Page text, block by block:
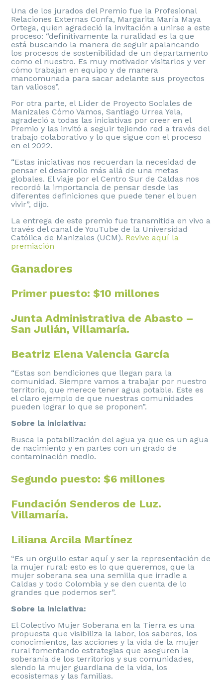
Una de los jurados del Premio fue la Profesional
Relaciones Externas Confa, Margarita María Maya
Ortega, quien agradeció la invitación a unirse a este
proceso: “definitivamente la ruralidad es la que
está buscando la manera de seguir apalancando
los procesos de sostenibilidad de un departamento
como el nuestro. Es muy motivador visitarlos y ver
cómo trabajan en equipo y de manera
mancomunada para sacar adelante sus proyectos
tan valiosos”.
Por otra parte, el Líder de Proyecto Sociales de
Manizales Cómo Vamos, Santiago Urrea Yela,
agradeció a todas las iniciativas por creer en el
Premio y las invitó a seguir tejiendo red a través del
trabajo colaborativo y lo que sigue con el proceso
en el 2022.
“Estas iniciativas nos recuerdan la necesidad de
pensar el desarrollo más allá de una metas
globales. El viaje por el Centro Sur de Caldas nos
recordó la importancia de pensar desde las
diferentes definiciones que puede tener el buen
vivir”, dijo.
La entrega de este premio fue transmitida en vivo a
través del canal de YouTube de la Universidad
Católica de Manizales (UCM). Revive aquí la
premiación
Ganadores
Primer puesto: $10 millones
Junta Administrativa de Abasto –
San Julián, Villamaría.
Beatriz Elena Valencia García
“Estas son bendiciones que llegan para la
comunidad. Siempre vamos a trabajar por nuestro
territorio, que merece tener agua potable. Este es
el claro ejemplo de que nuestras comunidades
pueden lograr lo que se proponen”.
Sobre la iniciativa:
Busca la potabilización del agua ya que es un agua
de nacimiento y en partes con un grado de
contaminación medio.
Segundo puesto: $6 millones
Fundación Senderos de Luz.
Villamaría.
Liliana Arcila Martínez
“Es un orgullo estar aquí y ser la representación de
la mujer rural: esto es lo que queremos, que la
mujer soberana sea una semilla que irradie a
Caldas y todo Colombia y se den cuenta de lo
grandes que podemos ser”.
Sobre la iniciativa:
El Colectivo Mujer Soberana en la Tierra es una
propuesta que visibiliza la labor, los saberes, los
conocimientos, las acciones y la vida de la mujer
rural fomentando estrategias que aseguren la
soberanía de los territorios y sus comunidades,
siendo la mujer guardiana de la vida, los
ecosistemas y las familias.